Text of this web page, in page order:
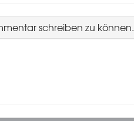
schreiben zu können.